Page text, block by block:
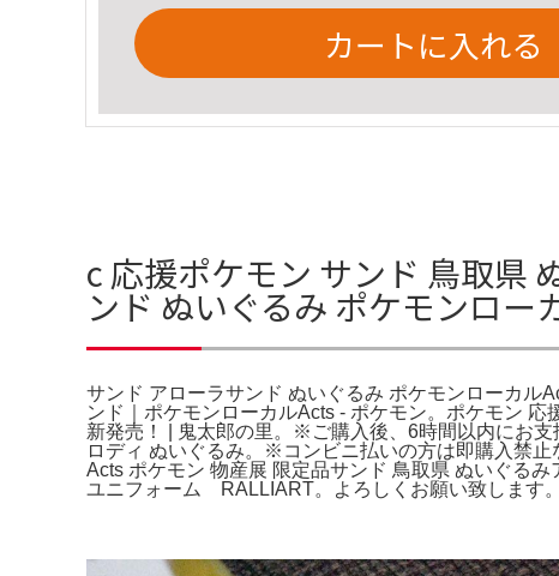
カートに入れる
c 応援ポケモン サンド 鳥取県
ンド ぬいぐるみ ポケモンロー
サンド アローラサンド ぬいぐるみ ポケモンローカル
ンド｜ポケモンローカルActs - ポケモン。ポケモン
新発売！ | 鬼太郎の里。※ご購入後、6時間以内にお
ロディ ぬいぐるみ。※コンビニ払いの方は即購入禁
Acts ポケモン 物産展 限定品サンド 鳥取県 ぬいぐ
ユニフォーム RALLIART。よろしくお願い致します